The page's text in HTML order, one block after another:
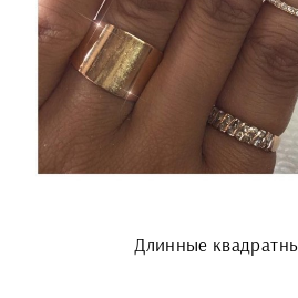
Длинные